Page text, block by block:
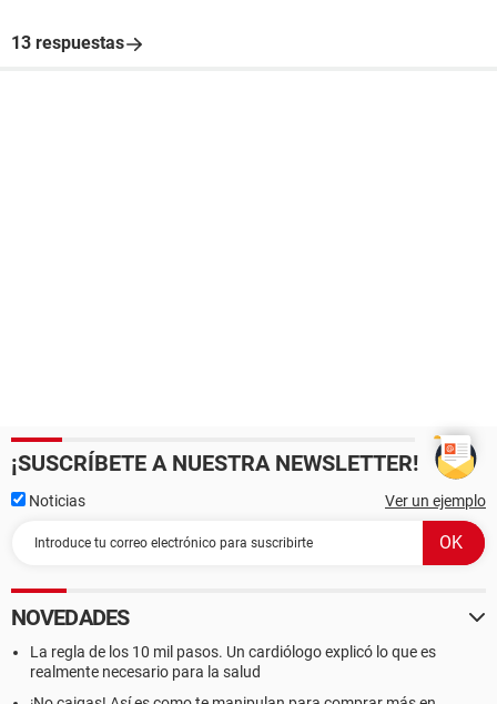
13 respuestas
¡SUSCRÍBETE A NUESTRA NEWSLETTER!
Noticias Ver un ejemplo
NOVEDADES
La regla de los 10 mil pasos. Un cardiólogo explicó lo que es
realmente necesario para la salud